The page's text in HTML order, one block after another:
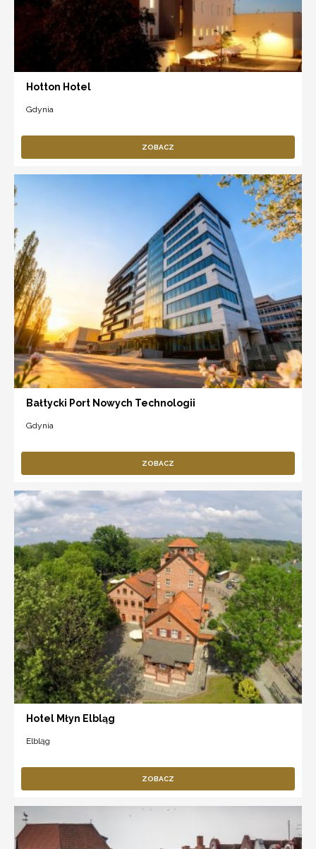
Hotton Hotel
Gdynia
ZOBACZ
Bałtycki Port Nowych Technologii
Gdynia
ZOBACZ
Hotel Młyn Elbląg
Elbląg
ZOBACZ